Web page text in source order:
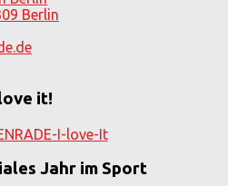
Berlin
it!
Jahr im Sport